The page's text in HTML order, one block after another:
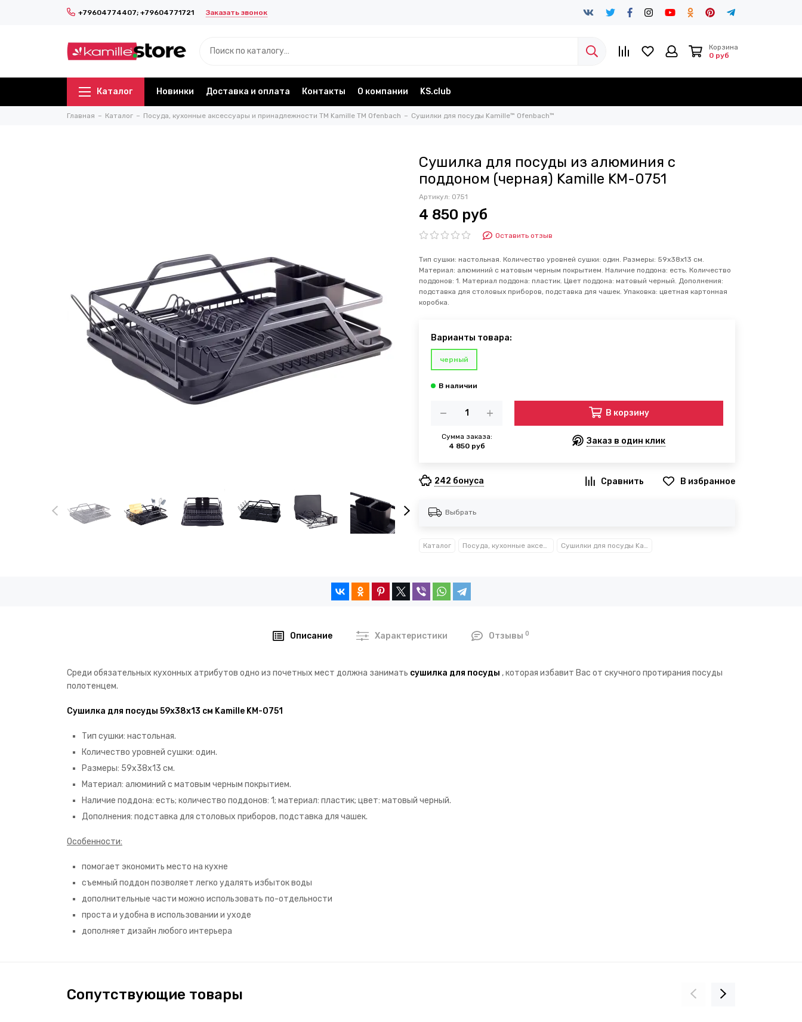
+79604774407; +79604771721 Заказать звонок
Корзина
0 руб
Каталог Новинки Доставка и оплата Контакты О компании KS.club
Главная Каталог Посуда, кухонные аксессуары и принадлежности TM Kamille TM Ofenbach Сушилки для посуды Kamille™ Ofenbach™
Сушилка для посуды из алюминия с
поддоном (черная) Kamille KM-0751
Артикул: 0751
4 850 руб
Оставить отзыв
Тип сушки: настольная. Количество уровней сушки: один. Размеры: 59х38х13 см.
Материал: алюминий с матовым черным покрытием. Наличие поддона: есть. Количество
поддонов: 1. Материал поддона: пластик. Цвет поддона: матовый черный. Дополнения:
подставка для столовых приборов, подставка для чашек. Упаковка: цветная картонная
коробка.
Варианты товара:
черный
Сумма заказа:
4 850 руб
В корзину
Заказ в один клик
242 бонуса В избранное
Выбрать
Каталог Посуда, кухонные аксессуары и принадлежности TM Kamille TM Ofenbach Сушилки для посуды Kamille™ Ofenbach™
Описание Характеристики Отзывы 0
Среди обязательных кухонных атрибутов одно из почетных мест должна занимать сушилка для посуды , которая избавит Вас от скучного протирания посуды
полотенцем.
Сушилка для посуды 59х38х13 см Kamille KM-0751
Тип сушки: настольная.
Количество уровней сушки: один.
Размеры: 59х38х13 см.
Материал: алюминий с матовым черным покрытием.
Наличие поддона: есть; количество поддонов: 1; материал: пластик; цвет: матовый черный.
Дополнения: подставка для столовых приборов, подставка для чашек.
Особенности:
помогает экономить место на кухне
съемный поддон позволяет легко удалять избыток воды
дополнительные части можно использовать по-отдельности
проста и удобна в использовании и уходе
дополняет дизайн любого интерьера
Сопутствующие товары